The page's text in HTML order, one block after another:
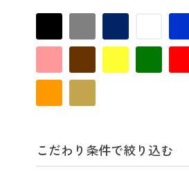
こだわり条件で絞り込む